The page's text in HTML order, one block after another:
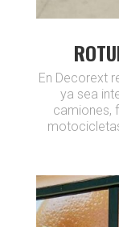
En Decorext
ya sea
camiones,